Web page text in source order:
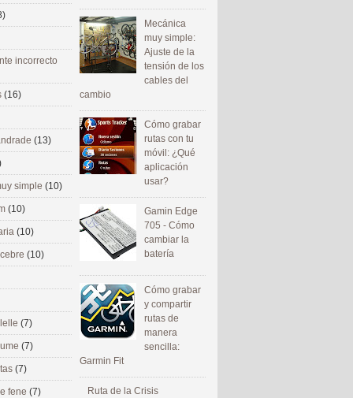
Mecánica
muy simple:
Ajuste de la
tensión de los
cables del
cambio
Cómo grabar
rutas con tu
móvil: ¿Qué
aplicación
usar?
Gamin Edge
705 - Cómo
cambiar la
batería
Cómo grabar
y compartir
rutas de
manera
sencilla:
Garmin Fit
Ruta de la Crisis
incorrecto
(16)
(13)
simple (10)
(10)
(10)
(10)
(7)
(7)
(7)
fene (7)